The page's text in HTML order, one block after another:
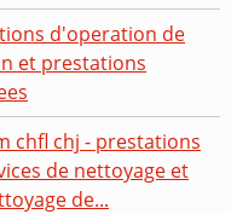
d'operation de
et prestations
chfl chj - prestations
de nettoyage et
de...